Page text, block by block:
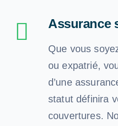
Assurance
Que vous
ou expatrié,
d’une
statut définira
couvertures.